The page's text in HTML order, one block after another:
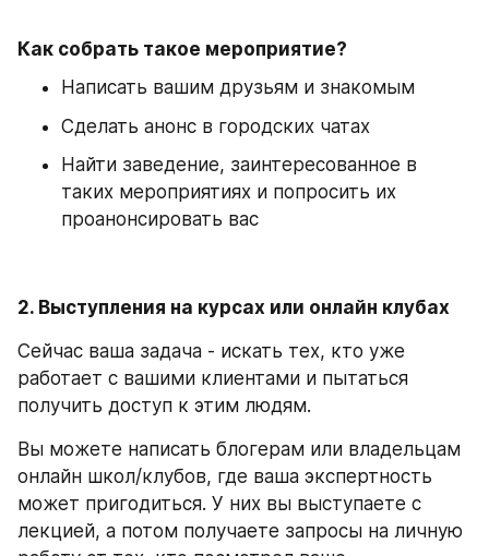
Как собрать такое мероприятие?
Написать вашим друзьям и знакомым
Сделать анонс в городских чатах
Найти заведение, заинтересованное в
таких мероприятиях и попросить их
проанонсировать вас
2. Выступления на курсах или онлайн клубах
Сейчас ваша задача - искать тех, кто уже
работает с вашими клиентами и пытаться
получить доступ к этим людям.
Вы можете написать блогерам или владельцам
онлайн школ/клубов, где ваша экспертность
может пригодиться. У них вы выступаете с
лекцией, а потом получаете запросы на личную